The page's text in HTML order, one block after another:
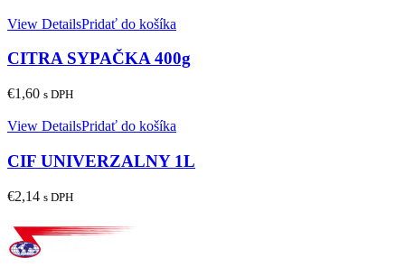
View DetailsPridať do košíka
CITRA SYPAČKA 400g
€1,60 s DPH
View DetailsPridať do košíka
CIF UNIVERZALNY 1L
€2,14 s DPH